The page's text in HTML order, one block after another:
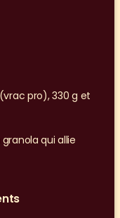
pro), 330 g et
granola qui allie